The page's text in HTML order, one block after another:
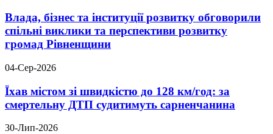
Влада, бізнес та інституції розвитку обговорили
спільні виклики та перспективи розвитку
громад Рівненщини
04-Сер-2026
Їхав містом зі швидкістю до 128 км/год: за
смертельну ДТП судитимуть сарненчанина
30-Лип-2026